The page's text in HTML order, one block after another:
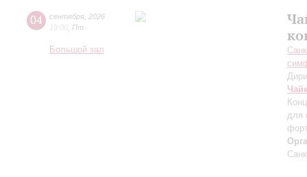
04 сентября 2026
19:00 Пт
Большой зал
для